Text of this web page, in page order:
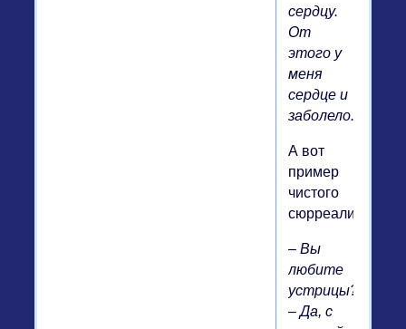
сердцу.
От
этого у
меня
сердце и
заболело.
А вот
пример
чистого
сюрреализма:
– Вы
любите
устрицы?
– Да, с